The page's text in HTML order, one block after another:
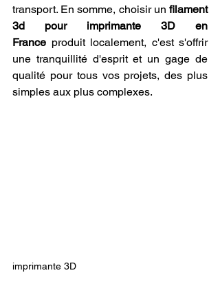
transport. En somme, choisir un filament
3d pour imprimante 3D en
France produit localement, c'est s'offrir
une tranquillité d'esprit et un gage de
qualité pour tous vos projets, des plus
simples aux plus complexes.
imprimante 3D